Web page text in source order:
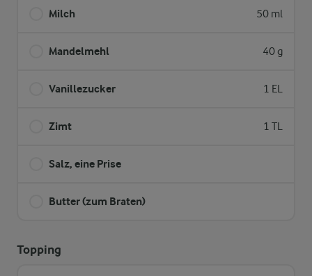
Milch 50 ml
Mandelmehl 40 g
Vanillezucker 1 EL
Zimt 1 TL
Salz, eine Prise
Butter (zum Braten)
Topping